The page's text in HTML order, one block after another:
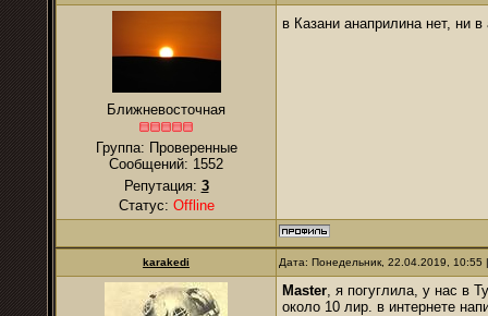
Ближневосточная
Группа: Проверенные
Сообщений: 1552
Репутация: 3
Статус: Offline
в Казани анаприлина нет, ни
karakedi Дата: Понедельник, 22.04.2019,
Master, я погуглила, у нас в
около 10 лир. в интернете